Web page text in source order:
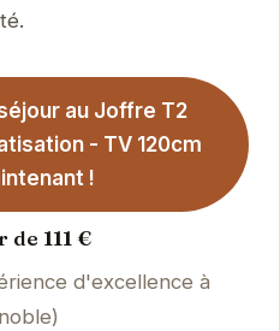
au Joffre T2
- TV 120cm
!
de 111 €
d'excellence à